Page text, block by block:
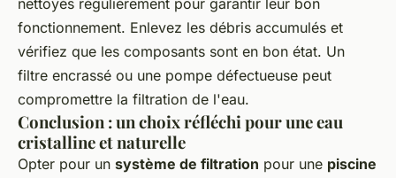
nettoyés régulièrement pour garantir leur bon
fonctionnement. Enlevez les débris accumulés et
vérifiez que les composants sont en bon état. Un
filtre encrassé ou une pompe défectueuse peut
compromettre la filtration de l'eau.
Conclusion : un choix réfléchi pour une eau
cristalline et naturelle
Opter pour un système de filtration pour une piscine